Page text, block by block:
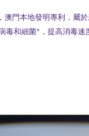
澳門本地發明專利，
和細菌*，提高消毒速